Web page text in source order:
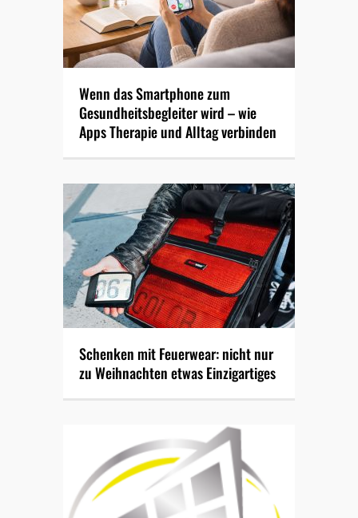
Wenn das Smartphone zum
Gesundheitsbegleiter wird – wie
Apps Therapie und Alltag verbinden
Schenken mit Feuerwear: nicht nur
zu Weihnachten etwas Einzigartiges